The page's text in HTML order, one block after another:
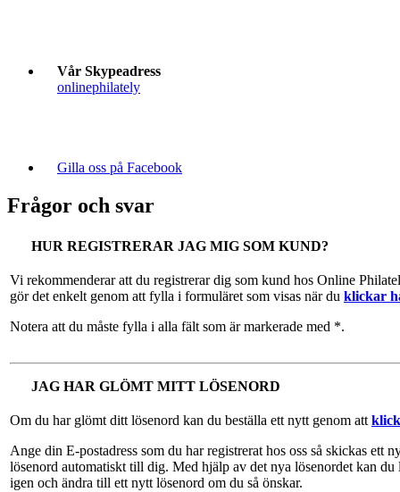
Vår Skypeadress
onlinephilately
Gilla oss på Facebook
Frågor och svar
HUR REGISTRERAR JAG MIG SOM KUND?
Vi rekommenderar att du registrerar dig som kund hos Online
gör det enkelt genom att fylla i formuläret som visas när du klickar
Notera att du måste fylla i alla fält som är markerade med *.
JAG HAR GLÖMT MITT LÖSENORD
Om du har glömt ditt lösenord kan du beställa ett nytt genom att
Ange din E-postadress som du har registrerat hos oss så skickas ett
lösenord automatiskt till dig. Med hjälp av det nya lösenordet kan du
igen och ändra till ett nytt lösenord om du så önskar.